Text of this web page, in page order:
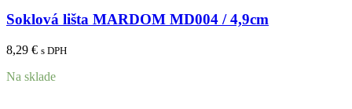
Soklová lišta MARDOM MD004 / 4,9cm
8,29 € s DPH
Na sklade